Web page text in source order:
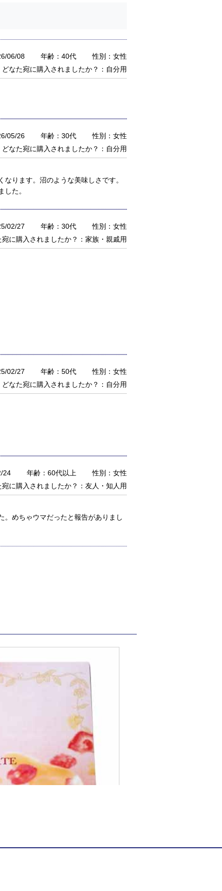
06/08 年齢：40代
性別：女性
どなた宛に購入されましたか？：自分用
05/26 年齢：30代
性別：女性
どなた宛に購入されましたか？：自分用
ります。沼のような美味しさです。
た。
02/27 年齢：30代
性別：女性
宛に購入されましたか？：家族・親戚用
02/27 年齢：50代
性別：女性
どなた宛に購入されましたか？：自分用
24 年齢：60代以上
性別：女性
宛に購入されましたか？：友人・知人用
。めちゃウマだったと報告がありまし